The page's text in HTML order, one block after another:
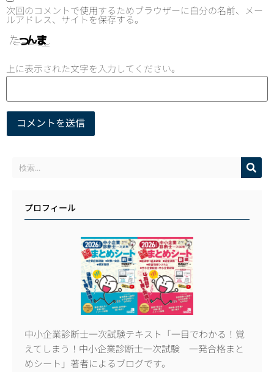
次回のコメントで使用するためブラウザーに自分の名前、メー
ルアドレス、サイトを保存する。
上に表示された文字を入力してください。
プロフィール
中小企業診断士一次試験テキスト「一目でわかる！覚
えてしまう！中小企業診断士一次試験 一発合格まと
めシート」著者によるブログです。